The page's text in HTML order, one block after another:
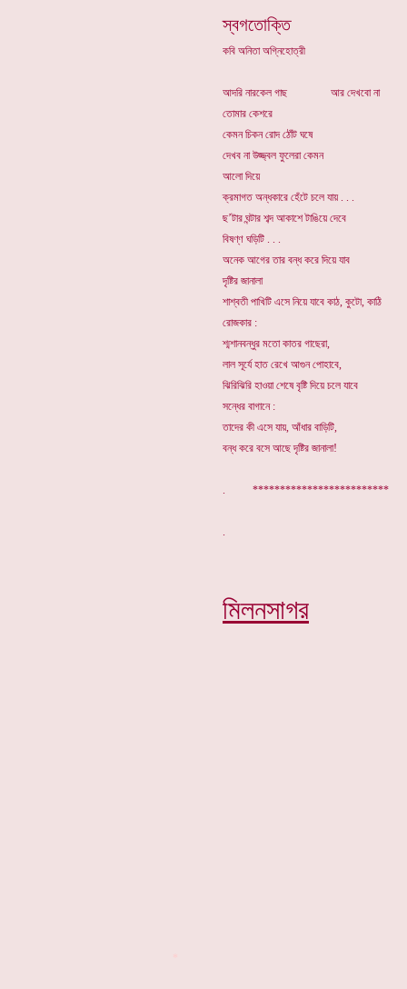
স্বগতোক্তি
কবি অনিতা অগ্নিহোত্রী
আদরি নারকেল গাছ আর দেখবো না
তোমার কেশরে
কেমন চিকন রোদ ঠোঁট ঘষে
দেখব না উজ্জ্বল ফুলেরা কেমন
আলো দিয়ে
ক্রমাগত অন্ধকারে হেঁটে চলে যায় . . .
ছ’টার ঘন্টার শব্দ আকাশে টাঙিয়ে দেবে
বিষণ্ণ ঘড়িটি . . .
অনেক আগের তার বন্ধ করে দিয়ে যাব
দৃষ্টির জানালা
শাশ্বতী পাখিটি এসে নিয়ে যাবে কাঠ, কুটো, কাঠি
রোজকার :
শ্মশানবন্ধুর মতো কাতর গাছেরা,
লাল সূর্যে হাত রেখে আগুন পোহাবে,
ঝিরিঝিরি হাওয়া শেষে বৃষ্টি দিয়ে চলে যাবে
সন্ধের বাগানে :
তাদের কী এসে যায়, আঁধার বাড়িটি,
বন্ধ করে বসে আছে দৃষ্টির জানালা!
. *************************
মিলনসাগর